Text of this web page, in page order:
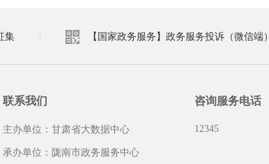
集 【国家政务服务】政务服务投诉（微信端）
联系我们
主办单位：甘肃省大数据中心
承办单位：陇南市政务服务中心
咨询服务电话
12345